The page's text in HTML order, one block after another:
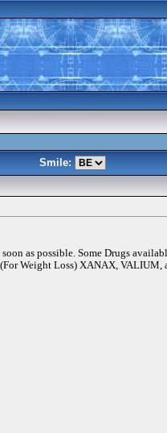
Smile:
as possible. Some Drugs
Weight Loss) XANAX, VALIUM,